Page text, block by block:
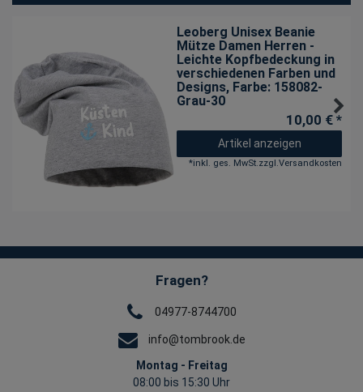
Leoberg Unisex Beanie
Mütze Damen Herren -
Leichte Kopfbedeckung in
verschiedenen Farben und
Designs, Farbe: 158082-
Grau-30
10,00 € *
Artikel anzeigen
*inkl. ges. MwSt.zzgl.Versandkosten
Fragen?
04977-8744700
info@tombrook.de
Montag - Freitag
08:00 bis 15:30 Uhr